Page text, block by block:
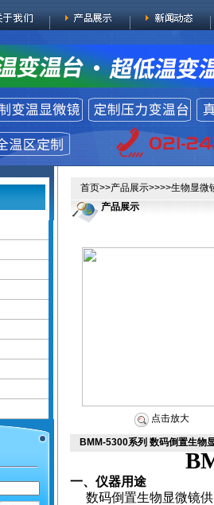
首页>>产品展示>>>>生物显微
产品展示
点击放大
BMM-5300系列 数码倒置生物
一、仪器用途
数码倒置生物显微镜